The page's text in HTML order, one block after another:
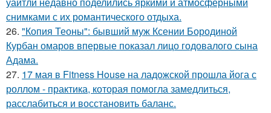
снимками с их романтического отдыха.
26. "Копия Теоны": бывший муж Ксении Бородиной
Курбан омаров впервые показал лицо годовалого сына
Адама.
27. 17 мая в Fitness House на ладожской прошла йога с
роллом - практика, которая помогла замедлиться,
расслабиться и восстановить баланс.